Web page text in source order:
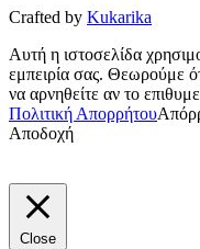
Crafted by Kukarika
Αυτή η ιστοσελίδα
εμπειρία σας. Θεωρούμε
να αρνηθείτε αν το
Πολιτική Απορρήτου
Αποδοχή
Close